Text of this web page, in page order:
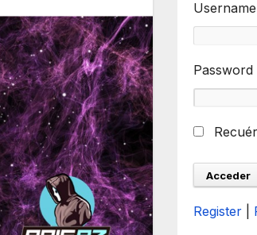
Username
Password
Register